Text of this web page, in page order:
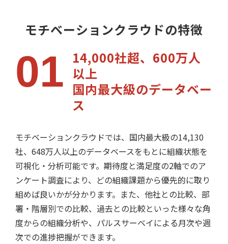
モチベーションクラウドの特徴
01 14,000社超、600万人
以上
国内最大級のデータベー
ス
モチベーションクラウドでは、国内最大級の14,130
社、648万人以上のデータベースをもとに組織状態を
可視化・分析可能です。期待度と満足度の2軸でのア
ンケート調査により、どの組織課題から優先的に取り
組めば良いかが分かります。また、他社との比較、部
署・階層別での比較、過去との比較といった様々な角
度からの組織分析や、パルスサーベイによる月次や週
次での進捗把握ができます。